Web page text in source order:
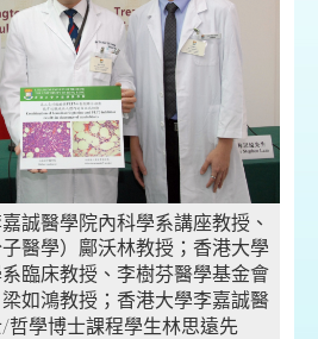
誠醫學院內科學系講座教授、
醫學） 鄺沃林教授；香港大學
臨床教授、李樹芬醫學基金會
如鴻教授；香港大學李嘉誠醫
哲學博士課程學生林思遠先